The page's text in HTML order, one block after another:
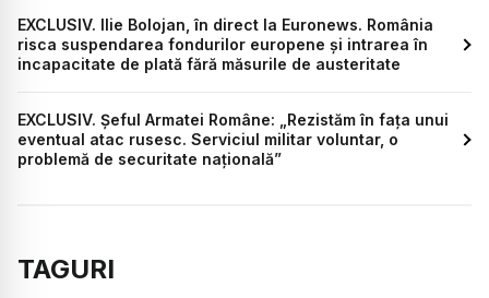
EXCLUSIV. Ilie Bolojan, în direct la Euronews. România
risca suspendarea fondurilor europene și intrarea în
incapacitate de plată fără măsurile de austeritate
EXCLUSIV. Șeful Armatei Române: „Rezistăm în fața unui
eventual atac rusesc. Serviciul militar voluntar, o
problemă de securitate națională”
TAGURI